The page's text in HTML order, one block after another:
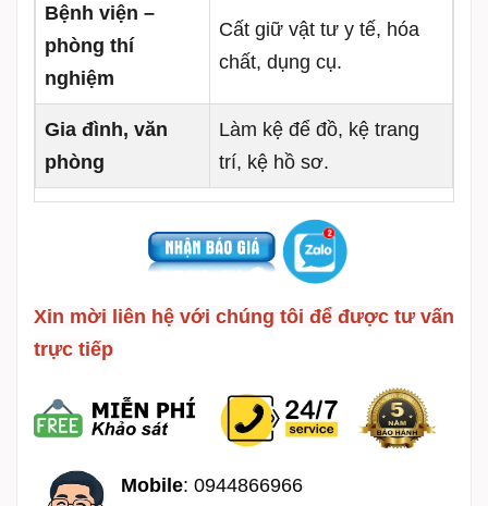
Bệnh viện –
phòng thí
nghiệm
Cất giữ vật tư y tế, hóa
chất, dụng cụ.
Gia đình, văn
phòng
Làm kệ để đồ, kệ trang
trí, kệ hồ sơ.
Xin mời liên hệ với chúng tôi để được tư vấn
trực tiếp
Mobile: 0944866966